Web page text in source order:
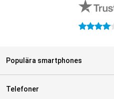
4.1 stjärnor
Populära smartphones
Telefoner